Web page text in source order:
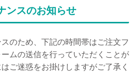
ンスのお知らせ
のため、下記の時間帯はご注文フ
ムの送信を行っていただくことが
ご迷惑をお掛けしますがご了承く